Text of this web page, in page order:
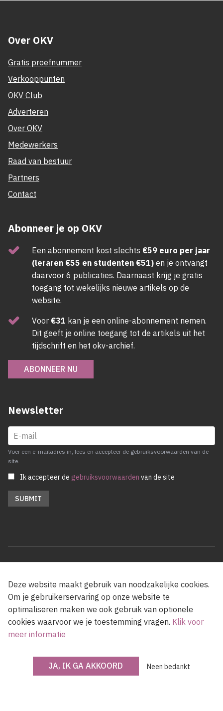
Over OKV
Gratis proefnummer
Verkooppunten
OKV Club
Adverteren
Over OKV
Medewerkers
Raad van bestuur
Partners
Contact
Abonneer je op OKV
Een abonnement kost slechts €59 euro per jaar
(leraren €55 en studenten €51) en je ontvangt
daarvoor 6 publicaties. Daarnaast krijg je gratis
toegang tot wekelijks nieuwe artikels op de
website.
Voor €31 kan je een online-abonnement nemen.
Dit geeft je online toegang tot de artikels uit het
tijdschrift en het okv-archief.
ABONNEER NU
Newsletter
Voer een e-mailadres in, lees en accepteer de gebruiksvoorwaarden van de
site.
Ik accepteer de gebruiksvoorwaarden van de site
Footer
© OKV - 2026
Privacy policy
Cookie disclaimer
Deze website maakt gebruik van noodzakelijke cookies.
Om je gebruikerservaring op onze website te
optimaliseren maken we ook gebruik van optionele
cookies waarvoor we je toestemming vragen. Klik voor
meer informatie
JA, IK GA AKKOORD Neen bedankt